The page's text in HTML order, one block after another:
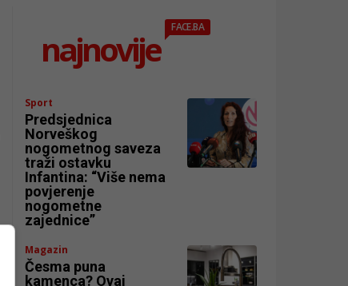
najnovije
FACE.BA
Sport
Predsjednica
Norveškog
nogometnog saveza
traži ostavku
Infantina: “Više nema
povjerenje
nogometne
zajednice”
Magazin
Česma puna
kamenca? Ovaj